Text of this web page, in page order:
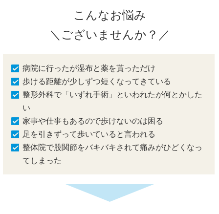
こんなお悩み
＼ございませんか？／
病院に行ったが湿布と薬を貰っただけ
歩ける距離が少しずつ短くなってきている
整形外科で「いずれ手術」といわれたが何とかした
い
家事や仕事もあるので歩けないのは困る
足を引きずって歩いていると言われる
整体院で股関節をバキバキされて痛みがひどくなっ
てしまった